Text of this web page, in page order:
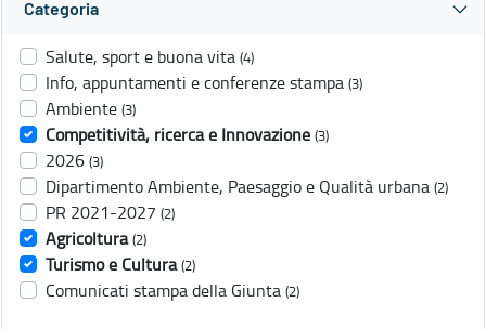
Categoria
Salute, sport e buona vita (4)
Info, appuntamenti e conferenze stampa (3)
Ambiente (3)
Competitività, ricerca e Innovazione (3)
2026 (3)
Dipartimento Ambiente, Paesaggio e Qualità urbana (2)
PR 2021-2027 (2)
Agricoltura (2)
Turismo e Cultura (2)
Comunicati stampa della Giunta (2)